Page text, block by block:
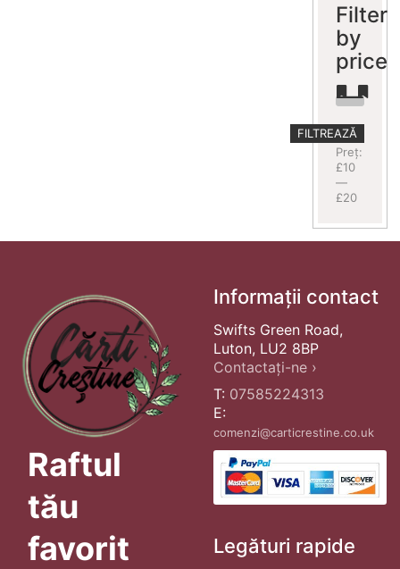
Filter
by
price
Preț
minim
Preț
maxim
FILTREAZĂ
Preț:
£10
—
£20
Raftul
tău
favorit
Informații contact
Swifts Green Road,
Luton, LU2 8BP
Contactați-ne ›
T: 07585224313
E:
comenzi@carticrestine.co.uk
Legături rapide